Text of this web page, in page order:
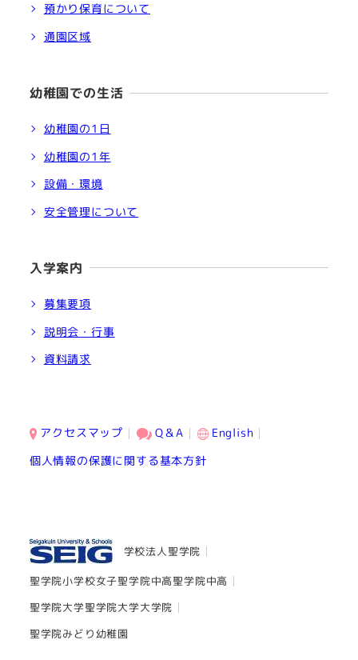
預かり保育について
通園区域
幼稚園での生活
幼稚園の1日
幼稚園の1年
設備・環境
安全管理について
入学案内
募集要項
説明会・行事
資料請求
アクセスマップ Q＆A
English
個人情報の保護に関する基本方針
学校法人聖学院
聖学院小学校女子聖学院中高聖学院中高
聖学院大学聖学院大学大学院
聖学院みどり幼稚園